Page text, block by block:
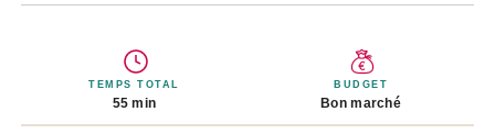
TEMPS TOTAL
55 min
BUDGET
Bon marché